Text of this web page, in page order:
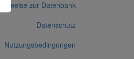
Hinweise zur Datenbank
Datenschutz
Nutzungsbedingungen